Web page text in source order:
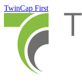
TwinCap First